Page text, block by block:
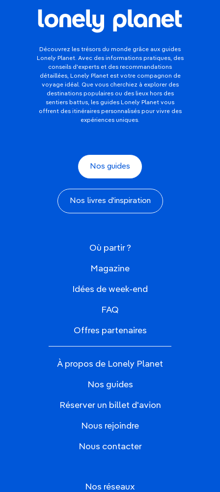
Découvrez les trésors du monde grâce aux guides
Lonely Planet. Avec des informations pratiques, des
conseils d'experts et des recommandations
détaillées, Lonely Planet est votre compagnon de
voyage idéal. Que vous cherchiez à explorer des
destinations populaires ou des lieux hors des
sentiers battus, les guides Lonely Planet vous
offrent des itinéraires personnalisés pour vivre des
expériences uniques.
Nos guides
Nos livres d'inspiration
Où partir ?
Magazine
Idées de week-end
FAQ
Offres partenaires
À propos de Lonely Planet
Nos guides
Réserver un billet d'avion
Nous rejoindre
Nous contacter
Nos réseaux